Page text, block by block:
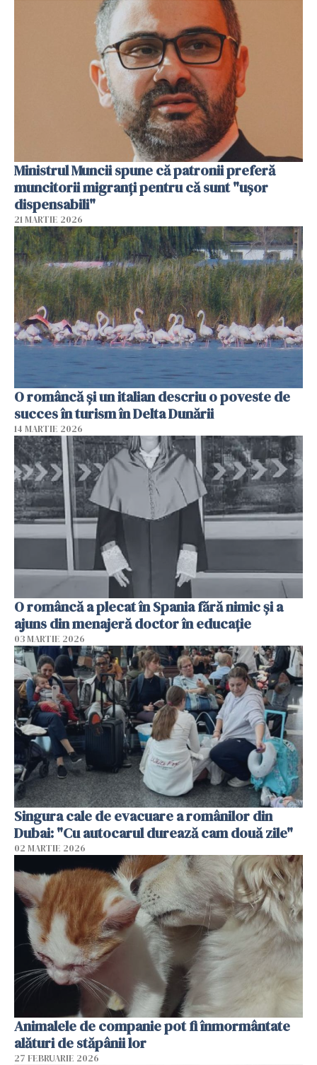
Ministrul Muncii spune că patronii preferă
muncitorii migranți pentru că sunt "uşor
dispensabili"
21 MARTIE 2026
O româncă și un italian descriu o poveste de
succes în turism în Delta Dunării
14 MARTIE 2026
O româncă a plecat în Spania fără nimic și a
ajuns din menajeră doctor în educație
03 MARTIE 2026
Singura cale de evacuare a românilor din
Dubai: "Cu autocarul durează cam două zile"
02 MARTIE 2026
Animalele de companie pot fi înmormântate
alături de stăpânii lor
27 FEBRUARIE 2026